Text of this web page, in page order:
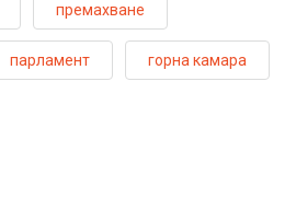
премахване
парламент горна камара